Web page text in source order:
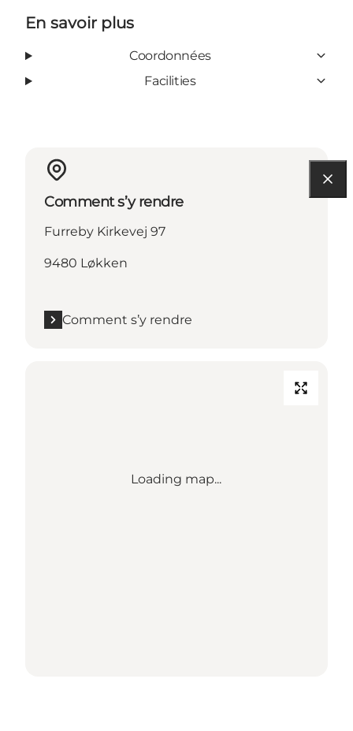
En savoir plus
Coordonnées
Facilities
Comment s’y rendre
Furreby Kirkevej 97
9480 Løkken
Comment s’y rendre
Loading map...